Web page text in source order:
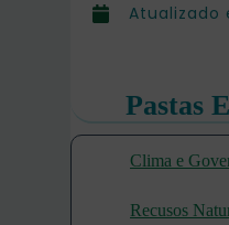
Atualizado
Pastas
Clima e
Recusos